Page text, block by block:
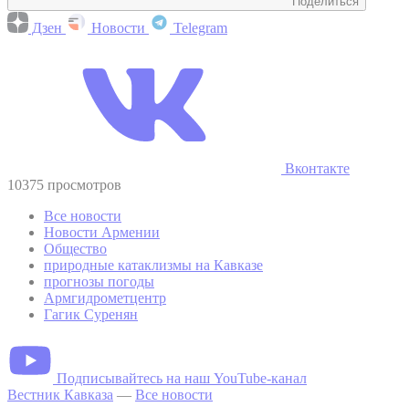
Дзен Новости Telegram
Вконтакте
10375 просмотров
Все новости
Новости Армении
Общество
природные катаклизмы на Кавказе
прогнозы погоды
Армгидрометцентр
Гагик Суренян
Подписывайтесь на наш YouTube-канал
Вестник Кавказа — Все новости